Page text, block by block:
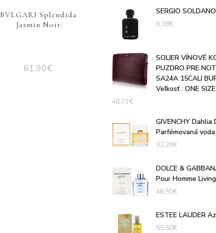
BVLGARI Splendida
Jasmin Noir
61,90€
SERGIO
6,38€
SOLIER VÍNOVÉ
PUZDRO PRE
SA24A 15CALI
Veľkosť : ONE SIZE
48,71€
GIVENCHY Dahlia
Parfémovaná voda
32,20€
DOLCE &
Pour Homme
46,50€
ESTEE LAUDER
55,50€